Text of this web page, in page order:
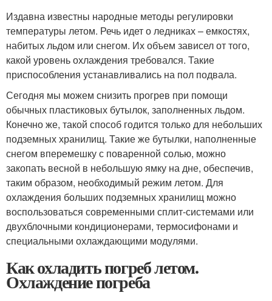
Издавна известны народные методы регулировки
температуры летом. Речь идет о ледниках – емкостях,
набитых льдом или снегом. Их объем зависел от того,
какой уровень охлаждения требовался. Такие
приспособления устанавливались на пол подвала.
Сегодня мы можем снизить прогрев при помощи
обычных пластиковых бутылок, заполненных льдом.
Конечно же, такой способ годится только для небольших
подземных хранилищ. Такие же бутылки, наполненные
снегом вперемешку с поваренной солью, можно
закопать весной в небольшую ямку на дне, обеспечив,
таким образом, необходимый режим летом. Для
охлаждения больших подземных хранилищ можно
воспользоваться современными сплит-системами или
двухблочными кондиционерами, термосифонами и
специальными охлаждающими модулями.
Как охладить погреб летом.
Охлаждение погреба